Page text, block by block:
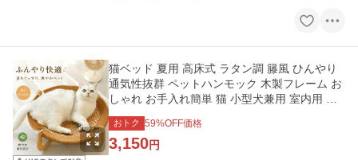
猫ベッド 夏用 高床式 ラタン調 籐風 ひんやり
通気性抜群 ペットハンモック 木製フレーム お
しゃれ お手入れ簡単 猫 小型犬兼用 室内用 分
離式 軽量 安定感抜群
おトク 59%OFF価格
3,150円